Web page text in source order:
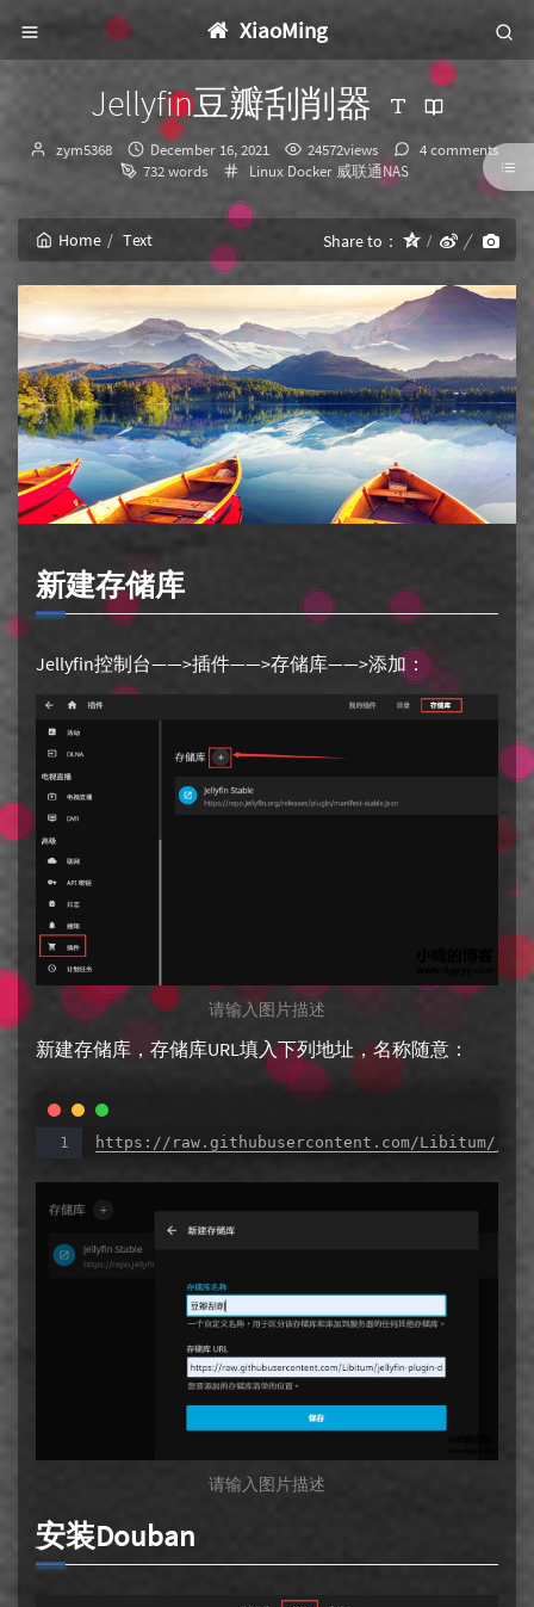
XiaoMing
Jellyfin豆瓣刮削器
Author：
zym5368
发
布
December 16, 2021 24572views
4 comments
732 words
Categories：
Linux Docker 威联通NAS
Home Text Share to：
新建存储库
Jellyfin控制台——>插件——>存储库——>添加：
请输入图片描述
新建存储库，存储库URL填入下列地址，名称随意：
https://raw.githubusercontent.com/Libitum/
请输入图片描述
安装Douban